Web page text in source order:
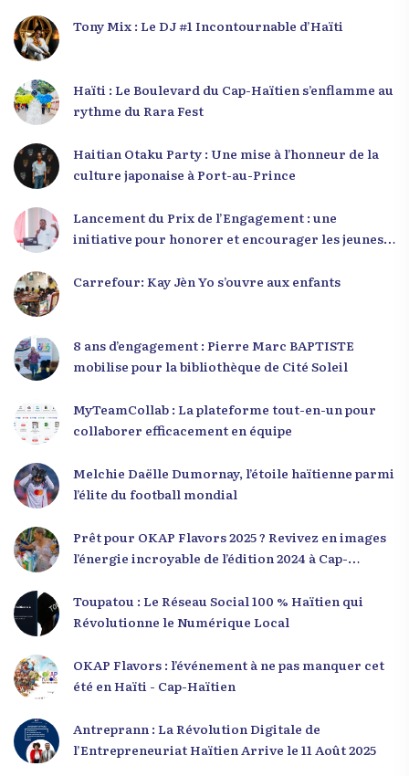
Tony Mix : Le DJ #1 Incontournable d’Haïti
Haïti : Le Boulevard du Cap-Haïtien s’enflamme au
rythme du Rara Fest
Haitian Otaku Party : Une mise à l’honneur de la
culture japonaise à Port-au-Prince
Lancement du Prix de l’Engagement : une
initiative pour honorer et encourager les jeunes
Carrefour: Kay Jèn Yo s’ouvre aux enfants
8 ans d’engagement : Pierre Marc BAPTISTE
mobilise pour la bibliothèque de Cité Soleil
MyTeamCollab : La plateforme tout-en-un pour
collaborer efficacement en équipe
Melchie Daëlle Dumornay, l’étoile haïtienne parmi
l’élite du football mondial
Prêt pour OKAP Flavors 2025 ? Revivez en images
l’énergie incroyable de l’édition 2024 à Cap-
Toupatou : Le Réseau Social 100 % Haïtien qui
Révolutionne le Numérique Local
OKAP Flavors : l’événement à ne pas manquer cet
été en Haïti - Cap-Haïtien
Antreprann : La Révolution Digitale de
l’Entrepreneuriat Haïtien Arrive le 11 Août 2025